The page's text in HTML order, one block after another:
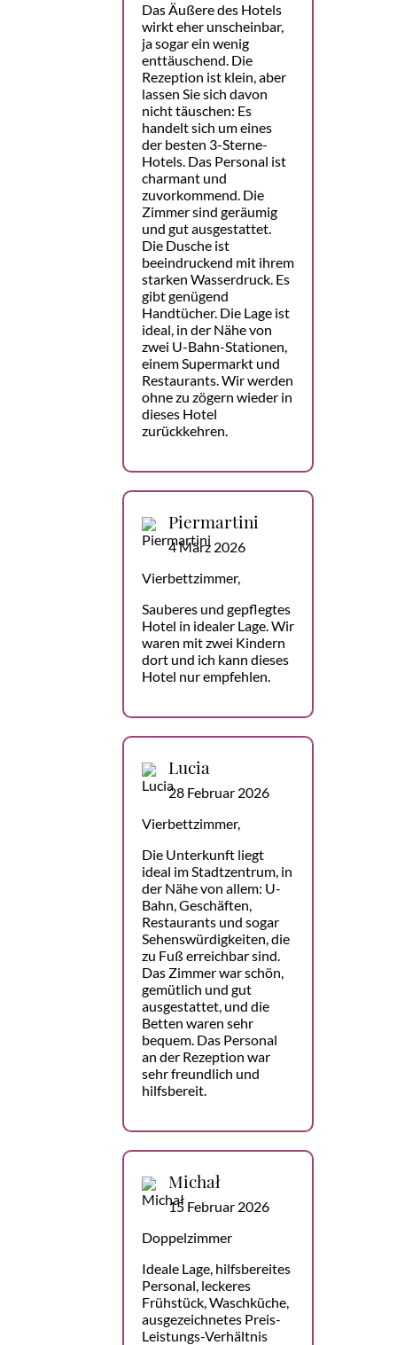
Das Äußere des Hotels
wirkt eher unscheinbar,
ja sogar ein wenig
enttäuschend. Die
Rezeption ist klein, aber
lassen Sie sich davon
nicht täuschen: Es
handelt sich um eines
der besten 3-Sterne-
Hotels. Das Personal ist
charmant und
zuvorkommend. Die
Zimmer sind geräumig
und gut ausgestattet.
Die Dusche ist
beeindruckend mit ihrem
starken Wasserdruck. Es
gibt genügend
Handtücher. Die Lage ist
ideal, in der Nähe von
zwei U-Bahn-Stationen,
einem Supermarkt und
Restaurants. Wir werden
ohne zu zögern wieder in
dieses Hotel
zurückkehren.
Piermartini
4 März 2026
Vierbettzimmer,
Sauberes und gepflegtes
Hotel in idealer Lage. Wir
waren mit zwei Kindern
dort und ich kann dieses
Hotel nur empfehlen.
Lucia
28 Februar 2026
Vierbettzimmer,
Die Unterkunft liegt
ideal im Stadtzentrum, in
der Nähe von allem: U-
Bahn, Geschäften,
Restaurants und sogar
Sehenswürdigkeiten, die
zu Fuß erreichbar sind.
Das Zimmer war schön,
gemütlich und gut
ausgestattet, und die
Betten waren sehr
bequem. Das Personal
an der Rezeption war
sehr freundlich und
hilfsbereit.
Michał
15 Februar 2026
Doppelzimmer
Ideale Lage, hilfsbereites
Personal, leckeres
Frühstück, Waschküche,
ausgezeichnetes Preis-
Leistungs-Verhältnis